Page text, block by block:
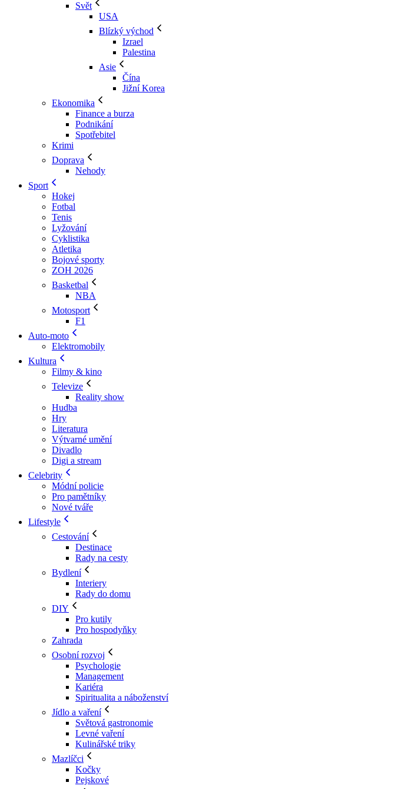
Svět
USA
Blízký východ
Izrael
Palestina
Asie
Čína
Jižní Korea
Ekonomika
Finance a burza
Podnikání
Spotřebitel
Krimi
Doprava
Nehody
Sport
Hokej
Fotbal
Tenis
Lyžování
Cyklistika
Atletika
Bojové sporty
ZOH 2026
Basketbal
NBA
Motosport
F1
Auto-moto
Elektromobily
Kultura
Filmy & kino
Televize
Reality show
Hudba
Hry
Literatura
Výtvarné umění
Divadlo
Digi a stream
Celebrity
Módní policie
Pro pamětníky
Nové tváře
Lifestyle
Cestování
Destinace
Rady na cesty
Bydlení
Interiery
Rady do domu
DIY
Pro kutily
Pro hospodyňky
Zahrada
Osobní rozvoj
Psychologie
Management
Kariéra
Spiritualita a náboženství
Jídlo a vaření
Světová gastronomie
Levné vaření
Kulinářské triky
Mazlíčci
Kočky
Pejskové